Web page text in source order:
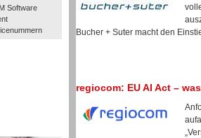
Software
Bucher + Suter macht den
regiocom: EU AI Act –